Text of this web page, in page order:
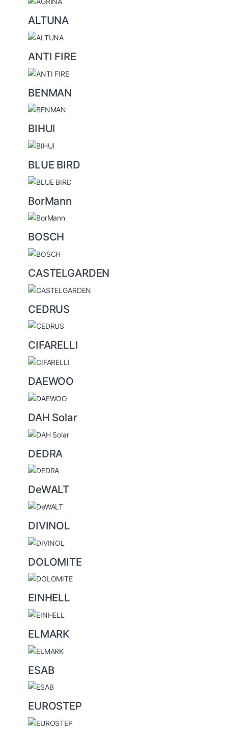
ALTUNA
ANTI FIRE
BENMAN
BIHUI
BLUE BIRD
BorMann
BOSCH
CASTELGARDEN
CEDRUS
CIFARELLI
DAEWOO
DAH Solar
DEDRA
DeWALT
DIVINOL
DOLOMITE
EINHELL
ELMARK
ESAB
EUROSTEP